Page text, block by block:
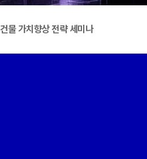
건물 가치향상 전략 세미나